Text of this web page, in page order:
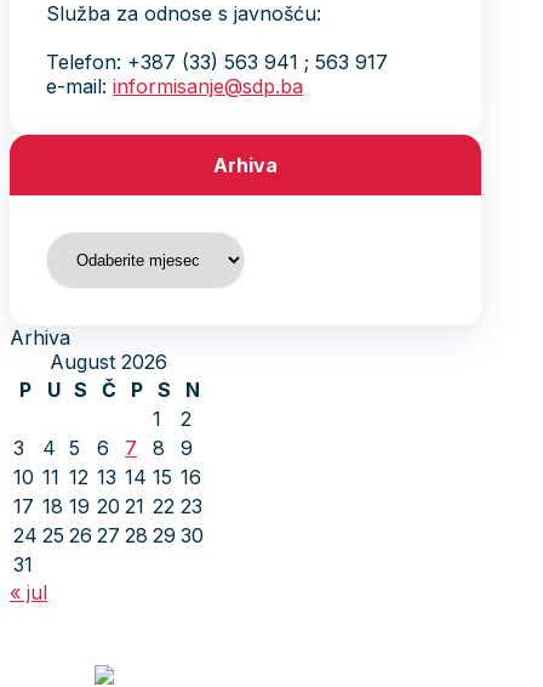
Služba za odnose s javnošću:
Telefon: +387 (33) 563 941 ; 563 917
e-mail: informisanje@sdp.ba
Arhiva
Arhiva
Arhiva
August 2026
P
U S Č P S
N
1
2
3
4 5 6 7 8
9
10 11 12 13 14 15 16
17 18 19 20 21 22 23
24 25 26 27 28 29 30
31
« jul